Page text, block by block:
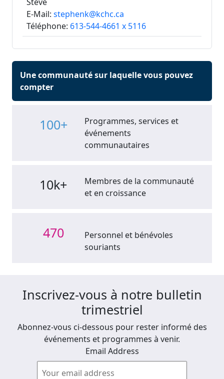
E-Mail: stephenk@kchc.ca
Téléphone: 613-544-4661 x 5116
Une communauté sur laquelle vous pouvez
compter
100+
Programmes, services et
événements
communautaires
10k+
Membres de la communauté
et en croissance
470
Personnel et bénévoles
souriants
Inscrivez-vous à notre bulletin
trimestriel
Abonnez-vous ci-dessous pour rester informé des
événements et programmes à venir.
Email Address